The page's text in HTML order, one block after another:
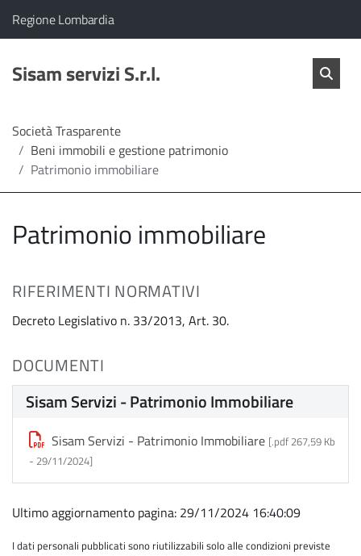
Home
Servizi
Linea
diretta
Il comune di Sisam servizi S.r.l. appartiene a:
Regione Lombardia(Apre il link in una nuova scheda)
Sisam servizi S.r.l. salta
Società Trasparente
Beni immobili e gestione patrimonio
Patrimonio immobiliare
Patrimonio immobiliare
RIFERIMENTI NORMATIVI
Decreto Legislativo n. 33/2013, Art. 30.
DOCUMENTI
Sisam Servizi - Patrimonio Immobiliare
Sisam Servizi - Patrimonio Immobiliare [.pdf 267,59 Kb
- 29/11/2024]
Ultimo aggiornamento pagina: 29/11/2024 16:40:09
I dati personali pubblicati sono riutilizzabili solo alle condizioni previste